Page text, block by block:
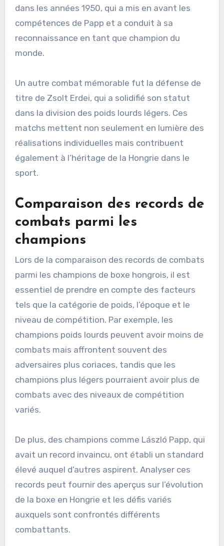
dans les années 1950, qui a mis en avant les
compétences de Papp et a conduit à sa
reconnaissance en tant que champion du
monde.
Un autre combat mémorable fut la défense de
titre de Zsolt Erdei, qui a solidifié son statut
dans la division des poids lourds légers. Ces
matchs mettent non seulement en lumière des
réalisations individuelles mais contribuent
également à l’héritage de la Hongrie dans le
sport.
Comparaison des records de
combats parmi les
champions
Lors de la comparaison des records de combats
parmi les champions de boxe hongrois, il est
essentiel de prendre en compte des facteurs
tels que la catégorie de poids, l’époque et le
niveau de compétition. Par exemple, les
champions poids lourds peuvent avoir moins de
combats mais affrontent souvent des
adversaires plus coriaces, tandis que les
champions plus légers pourraient avoir plus de
combats avec des niveaux de compétition
variés.
De plus, des champions comme László Papp, qui
avait un record invaincu, ont établi un standard
élevé auquel d’autres aspirent. Analyser ces
records peut fournir des aperçus sur l’évolution
de la boxe en Hongrie et les défis variés
auxquels sont confrontés différents
combattants.